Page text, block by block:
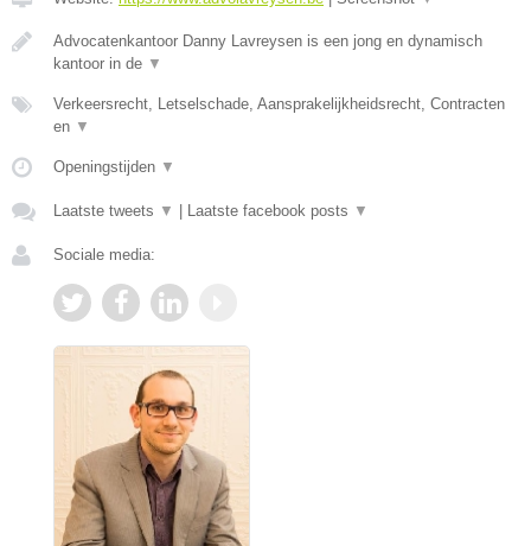
Advocatenkantoor Danny Lavreysen is een jong en dynamisch
kantoor in de ▼
Verkeersrecht, Letselschade, Aansprakelijkheidsrecht, Contracten
en ▼
Openingstijden ▼
Laatste tweets ▼ Laatste facebook posts ▼
Sociale media: